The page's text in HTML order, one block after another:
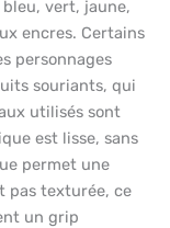
vert, jaune,
encres. Certains
personnages
souriants, qui
utilisés sont
est lisse, sans
permet une
pas texturée, ce
un grip